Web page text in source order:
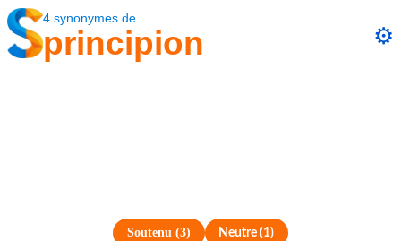
4synonymes de
principion ⚙️
Soutenu(3) Neutre (1)